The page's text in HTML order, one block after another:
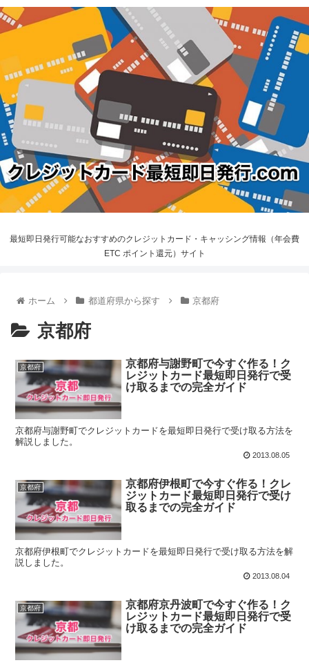
最短即日発行可能なおすすめのクレジットカード・キャッシング情報（年会費
ETC ポイント還元）サイト
ホーム 都道府県から探す 京都府
京都府
京都府
京都府与謝野町で今すぐ作る！ク
レジットカード最短即日発行で受
け取るまでの完全ガイド
京都府与謝野町でクレジットカードを最短即日発行で受け取る方法を
解説しました。
2013.08.05
京都府
京都府伊根町で今すぐ作る！クレ
ジットカード最短即日発行で受け
取るまでの完全ガイド
京都府伊根町でクレジットカードを最短即日発行で受け取る方法を解
説しました。
2013.08.04
京都府
京都府京丹波町で今すぐ作る！ク
レジットカード最短即日発行で受
け取るまでの完全ガイド